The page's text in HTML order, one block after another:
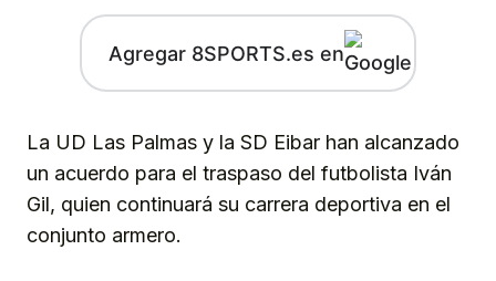
Agregar 8SPORTS.es en
La UD Las Palmas y la SD Eibar han alcanzado
un acuerdo para el traspaso del futbolista Iván
Gil, quien continuará su carrera deportiva en el
conjunto armero.